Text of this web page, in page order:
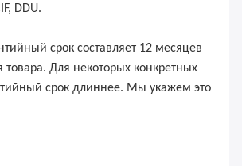
DDU.
срок составляет 12 месяцев
товара. Для некоторых конкретных
срок длиннее. Мы укажем это